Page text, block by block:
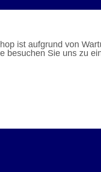
ist aufgrund von
besuchen Sie uns zu